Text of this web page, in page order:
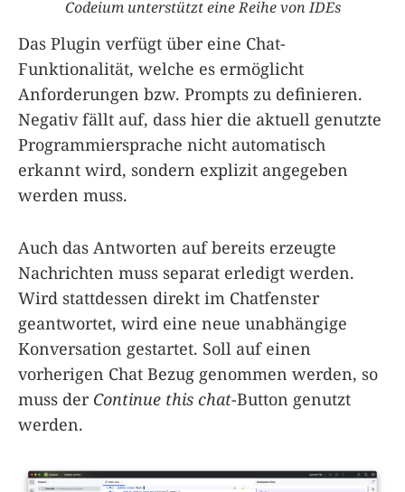
Codeium unterstützt eine Reihe von IDEs
Das Plugin verfügt über eine Chat-
Funktionalität, welche es ermöglicht
Anforderungen bzw. Prompts zu definieren.
Negativ fällt auf, dass hier die aktuell genutzte
Programmiersprache nicht automatisch
erkannt wird, sondern explizit angegeben
werden muss.
Auch das Antworten auf bereits erzeugte
Nachrichten muss separat erledigt werden.
Wird stattdessen direkt im Chatfenster
geantwortet, wird eine neue unabhängige
Konversation gestartet. Soll auf einen
vorherigen Chat Bezug genommen werden, so
muss der Continue this chat-Button genutzt
werden.